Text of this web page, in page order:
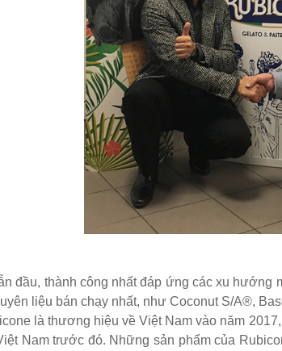
đầu, thành công nhất đáp ứng các xu
liệu bán chạy nhất, như Coconut S/A®,
là thương hiệu về Việt Nam vào năm
Nam trước đó. Những sản phẩm của